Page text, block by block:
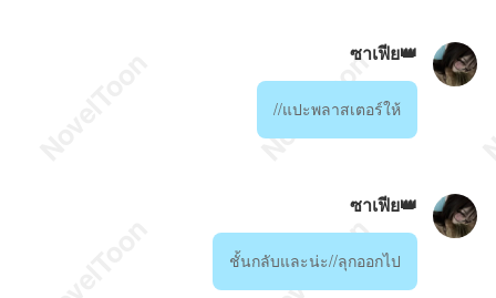
ซาเฟีย👑
//แปะพลาสเตอร์ให้
ซาเฟีย👑
ชั้นกลับและน่ะ//ลุกออกไป